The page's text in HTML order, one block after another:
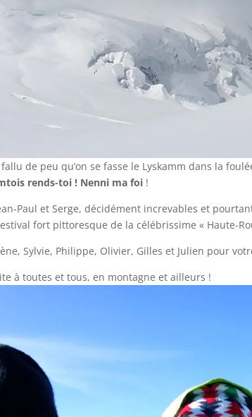
fallu de peu qu’on se fasse le Lyskamm dans la
rends-toi ! Nenni ma foi !
Paul et Serge, décidément increvables et
fort pittoresque de la célébrissime « Haute-
Sylvie, Philippe, Olivier, Gilles et Julien pour
à toutes et tous, en montagne et ailleurs !